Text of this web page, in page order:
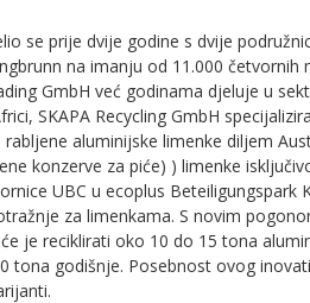
se prije dvije godine s dvije
na imanju od 11.000
GmbH već godinama djeluje u
SKAPA Recycling GmbH
aluminijske limenke diljem
konzerve za piće) ) limenke
UBC u ecoplus Beteiligungspark
za limenkama. S novim
je reciklirati oko 10 do 15 tona
tona godišnje. Posebnost ovog